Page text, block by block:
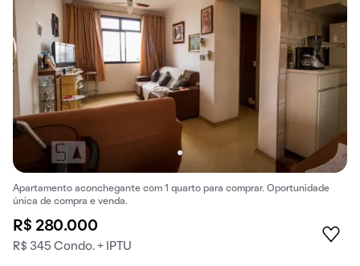
Apartamento aconchegante com 1 quarto para comprar. Oportunidade
única de compra e venda.
R$ 280.000
R$ 345 Condo. + IPTU